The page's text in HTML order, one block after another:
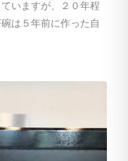
いますが、２０年程
は５年前に作った自